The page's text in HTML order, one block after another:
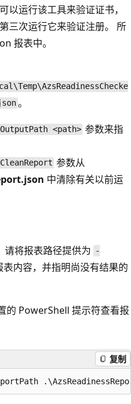
以运行该工具来验证证书，
三次运行它来验证注册。 所
报表中。
。
<path> 参数来指
参数从
中清除有关以前运
将报表路径提供为
-
内容，并指明尚没有结果的
的 PowerShell 提示符查看报
复制